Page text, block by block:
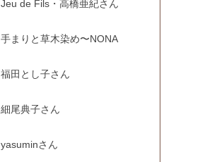
Jeu de Fils・高橋亜紀さん
手まりと草木染め〜NONA
福田とし子さん
細尾典子さん
yasuminさん